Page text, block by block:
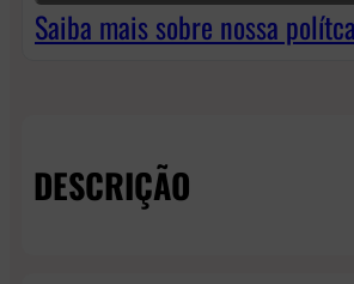
Ice
Mint
Saiba mais sobre nossa
DESCRIÇÃO